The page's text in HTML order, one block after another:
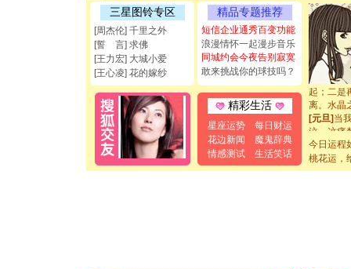
三星图铃专区
[周杰伦] 千里之外
[誓 言] 求佛
[王力宏] 大城小爱
[王心凌] 花的嫁纱
精品专题推荐
短信企业通秀百变功能
浪漫情怀一起漫步音乐
同城约会今夜告别寂寞
敢来挑战你的球技吗？
精彩生活
星座运势
每日财运
花边新闻
魔鬼辞典
情感测试
生活笑话
[圣诞节]
如意,快
[元旦]看
断电。爱
你是我专
[元旦]如
起；二是
离。水晶
[元旦]当
泣，这痛
卖了。水
[春节]风
颜！冬去
今日运程
桃花运，